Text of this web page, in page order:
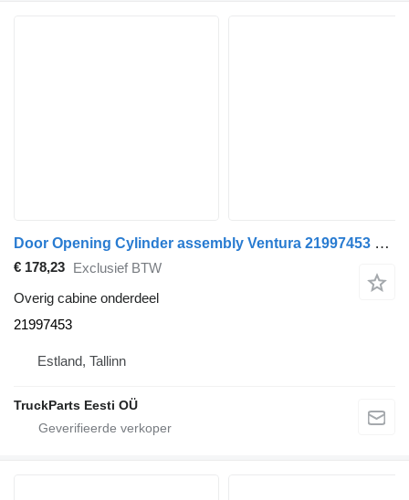
Door Opening Cylinder assembly Ventura 21997453 voor Volvo B5LH, B0E (2008) bus
€ 178,23
Exclusief BTW
Overig cabine onderdeel
21997453
Estland, Tallinn
TruckParts Eesti OÜ